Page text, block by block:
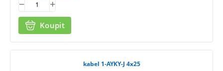
Koupit
kabel 1-AYKY-J 4x25